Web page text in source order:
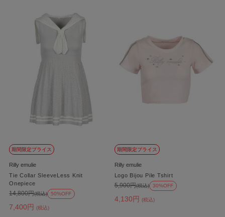
期間限定プライス
Rilly emulie
Tie Collar SleeveLess Knit
Onepiece
7,400円 (税込)
14,800円(税込) 50%OFF
期間限定プライス
Rilly emulie
Logo Bijou Pile Tshirt
4,130円 (税込)
5,900円(税込) 30%OFF